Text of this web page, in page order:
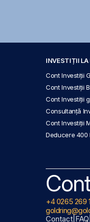
INVESTIȚII LA
Cont Investiții
Cont Investiții
Cont Investiții
Consultanță
Cont Investiții
Deducere 400
+4 0265 269
Contact FAQ